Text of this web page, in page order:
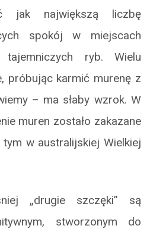
jak największą liczbę
spokój w miejscach
tajemniczych ryb. Wielu
próbując karmić murenę z
– ma słaby wzrok. W
muren zostało zakazane
w australijskiej Wielkiej
„drugie szczęki” są
stworzonym do